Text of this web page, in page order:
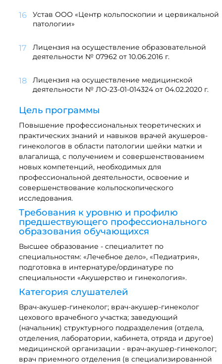
Устав ООО «Центр кольпоскопии и цервикальной
патологии»
Лицензия на осуществление образовательной
деятельности № 07962 от 10.06.2016 г.
Лицензия на осуществление медицинской
деятельности № ЛО-23-01-014324 от 04.02.2020 г.
Цель программы
Повышение профессиональных теоретических и
практических знаний и навыков врачей акушеров-
гинекологов в области патологии шейки матки и
влагалища, с получением и совершенствованием
новых компетенций, необходимых для
профессиональной деятельности, освоение и
совершенствование кольпоскопического
исследования.
Требования к уровню и профилю
предшествующего профессионального
образования обучающихся
Высшее образование - специалитет по
специальностям: «Лечебное дело», «Педиатрия»,
подготовка в интернатуре/ординатуре по
специальности «Акушерство и гинекология».
Категория слушателей
Врач-акушер-гинеколог; врач-акушер-гинеколог
цехового врачебного участка; заведующий
(начальник) структурного подразделения (отдела,
отделения, лаборатории, кабинета, отряда и другое)
медицинской организации - врач-акушер-гинеколог;
врач приемного отделения (в специализированной